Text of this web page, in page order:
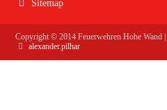
Sitemap
Copyright ©2014 Feuerwehren Hohe Wand
alexander.pilhar